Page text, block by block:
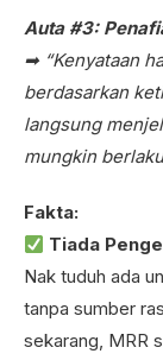
Auta #3:
➡ “Kenyataan
berdasarkan
langsung
mungkin
Fakta:
Tiada
Nak tuduh ada
tanpa sumber
sekarang, MRR